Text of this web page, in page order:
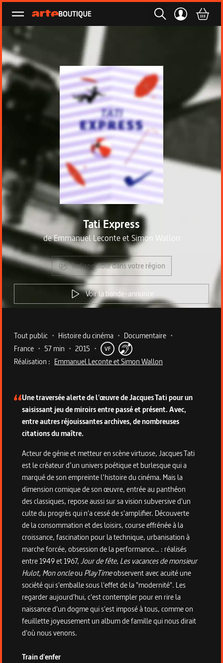
Ouvrir le menu
Tati Express
deEmmanuel Leconte et Simon Wallon
Indisponible dans votre région
Voir la bande-annonce
Metadata du programme
Tout public • Histoire du cinéma • Documentaire •
France • 57 min • 2015 • VF
Réalisation : Emmanuel Leconte et Simon Wallon
Une traversée alerte de l'œuvre de Jacques Tati pour un
saisissant jeu de miroirs entre passé et présent. Avec,
entre autres réjouissantes archives, de nombreuses
citations du maître.
Acteur de génie et metteur en scène virtuose, Jacques Tati
est le créateur d’un univers poétique et burlesque qui a
marqué de son empreinte l’histoire du cinéma. Mais la
dimension comique de son œuvre, entrée au panthéon
des classiques, repose aussi sur sa vision subversive d'un
culte du progrès qui n'a cessé de s'amplifier. Découverte
de la consommation et des loisirs, course effrénée à la
croissance, fascination pour la technique, urbanisation à
marche forcée, obsession de la performance… : réalisés
entre 1949 et 1967,Jour de fête, Les vacances de monsieur
Hulot, Mon oncleou PlayTimeobservent avec acuité une
société qui s'emballe sous l'effet de la "modernité". Les
regarder aujourd'hui, c'est contempler pour en rire la
naissance d'un dogme qui s'est imposé à tous, comme on
feuillette joyeusement un album de famille qui nous dirait
d'où nous venons.
Train d'enfer